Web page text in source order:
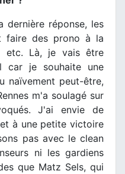
dernière réponse, les
faire des prono à la
etc. Là, je vais être
car je souhaite une
naïvement peut-être,
m'a soulagé sur
J'ai envie de
à une petite victoire
pas avec le clean
ni les gardiens
que Matz Sels, qui